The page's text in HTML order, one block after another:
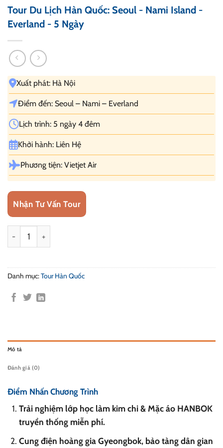
Tour Du Lịch Hàn Quốc: Seoul - Nami Island -
Everland - 5 Ngày
Xuất phát: Hà Nội
Điểm đến: Seoul – Nami – Everland
Lịch trình: 5 ngày 4 đêm
Khởi hành: Liên Hệ
Phương tiện: Vietjet Air
Nhận Tư Vấn Tour
Tour Du Lịch Hàn Quốc: Seoul - Nami Island - Everland - 5
Danh mục:Tour Hàn Quốc
Mô tả
Đánh giá (0)
Điểm Nhấn Chương Trình
Trải nghiệm lớp học làm kim chi & Mặc áo HANBOK
truyền thống miễn phí.
Cung điện hoàng gia Gyeongbok, bảo tàng dân gian